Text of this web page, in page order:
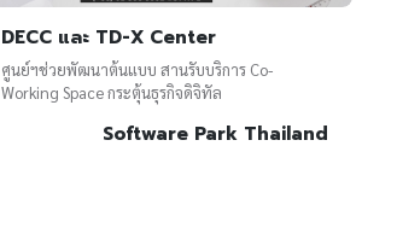
DECC และ TD-X Center
ศูนย์ฯช่วยพัฒนาต้นแบบ สานรับบริการ Co-
Working Space กระตุ้นธุรกิจดิจิทัล
Software Park Thailand